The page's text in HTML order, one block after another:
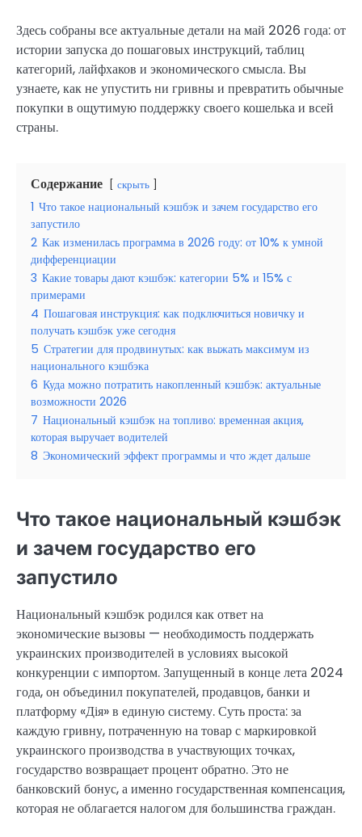
Здесь собраны все актуальные детали на май 2026 года: от
истории запуска до пошаговых инструкций, таблиц
категорий, лайфхаков и экономического смысла. Вы
узнаете, как не упустить ни гривны и превратить обычные
покупки в ощутимую поддержку своего кошелька и всей
страны.
Содержание скрыть
1 Что такое национальный кэшбэк и зачем государство его
запустило
2 Как изменилась программа в 2026 году: от 10% к умной
дифференциации
3 Какие товары дают кэшбэк: категории 5% и 15% с
примерами
4 Пошаговая инструкция: как подключиться новичку и
получать кэшбэк уже сегодня
5 Стратегии для продвинутых: как выжать максимум из
национального кэшбэка
6 Куда можно потратить накопленный кэшбэк: актуальные
возможности 2026
7 Национальный кэшбэк на топливо: временная акция,
которая выручает водителей
8 Экономический эффект программы и что ждет дальше
Что такое национальный кэшбэк
и зачем государство его
запустило
Национальный кэшбэк родился как ответ на
экономические вызовы — необходимость поддержать
украинских производителей в условиях высокой
конкуренции с импортом. Запущенный в конце лета 2024
года, он объединил покупателей, продавцов, банки и
платформу «Дія» в единую систему. Суть проста: за
каждую гривну, потраченную на товар с маркировкой
украинского производства в участвующих точках,
государство возвращает процент обратно. Это не
банковский бонус, а именно государственная компенсация,
которая не облагается налогом для большинства граждан.